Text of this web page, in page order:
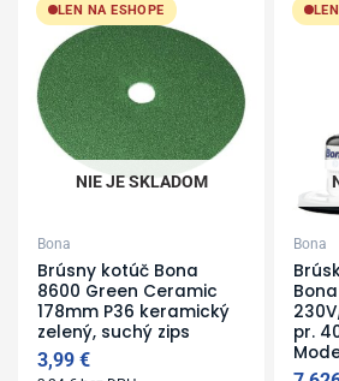
LEN NA ESHOPE
NIE JE SKLADOM
Bona
Brúsny kotúč Bona
8600 Green Ceramic
178mm P36 keramický
zelený, suchý zips
3,99€
Bona
pr.